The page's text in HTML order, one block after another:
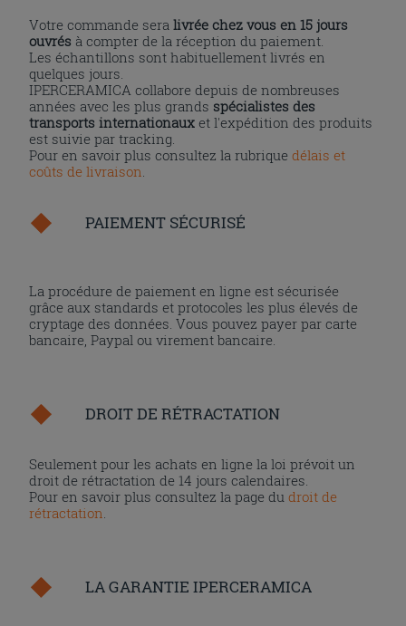
Votre commande seralivrée chez vous en 15 jours
ouvrés à compter de la réception du paiement.
Les échantillons sont habituellement livrés en
quelques jours.
IPERCERAMICA collabore depuis de nombreuses
années avec les plus grands spécialistes des
transports internationaux et l'expédition des produits
est suivie par tracking.
Pour en savoir plus consultez la rubriquedélais et
coûts de livraison
PAIEMENT SÉCURISÉ
La procédure de paiement en ligne est sécurisée
grâce aux standards et protocoles les plus élevés de
cryptage des données. Vous pouvez payer par carte
bancaire, Paypal ou virement bancaire.
DROIT DE RÉTRACTATION
Seulement pour les achats en ligne la loi prévoit un
droit de rétractation de 14 jours calendaires.
Pour en savoir plus consultez la page dudroit de
rétractation
LA GARANTIE IPERCERAMICA